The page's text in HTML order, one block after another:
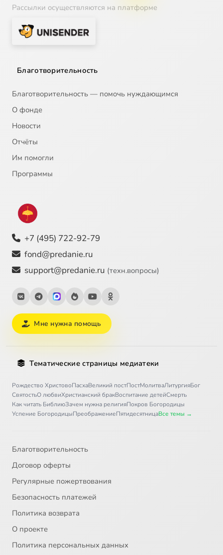
Рассылки осуществляются на платформе
Благотворительность
Благотворительность — помочь нуждающимся
О фонде
Новости
Отчёты
Им помогли
Программы
+7 (495) 722-92-79
fond@predanie.ru
support@predanie.ru (техн.вопросы)
Мне нужна помощь
Тематические страницы медиатеки
Рождество ХристовоПасхаВеликий постПостМолитваЛитургияБог
СвятостьО любвиХристианский бракВоспитание детейСмерть
Как читать БиблиюЗачем нужна религияПокров Богородицы
Успение БогородицыПреображениеПятидесятницаВсе темы →
Благотворительность
Договор оферты
Регулярные пожертвования
Безопасность платежей
Политика возврата
О проекте
Политика персональных данных